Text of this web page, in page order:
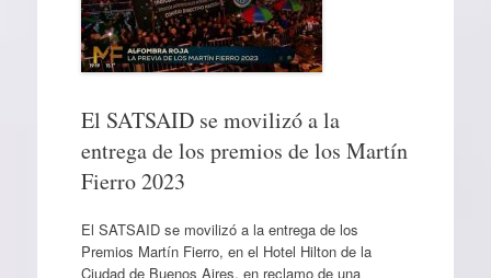
El SATSAID se movilizó a la
entrega de los premios de los Martín
Fierro 2023
El SATSAID se movilizó a la entrega de los
Premios Martín Fierro, en el Hotel Hilton de la
Ciudad de Buenos Aires, en reclamo de una